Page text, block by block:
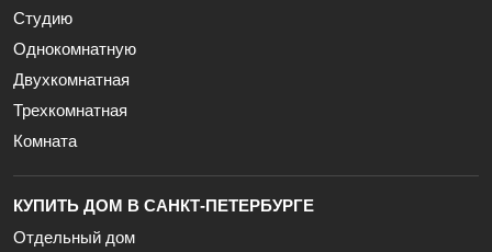
Студию
Однокомнатную
Двухкомнатная
Трехкомнатная
Комната
КУПИТЬ ДОМ В САНКТ-ПЕТЕРБУРГЕ
Отдельный дом